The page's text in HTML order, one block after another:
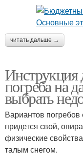
читать дальше →
Инструкция
погреба на
выбрать
Вариантов
придется свой,
физические
талым снегом.